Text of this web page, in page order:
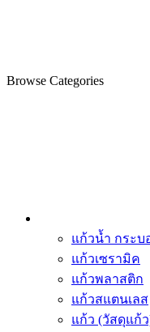
Browse Categories
แก้วน้ำ กระบ
แก้วเซรามิค
แก้วพลาสติก
แก้วสแตนเลส
แก้ว (วัสดุแก้